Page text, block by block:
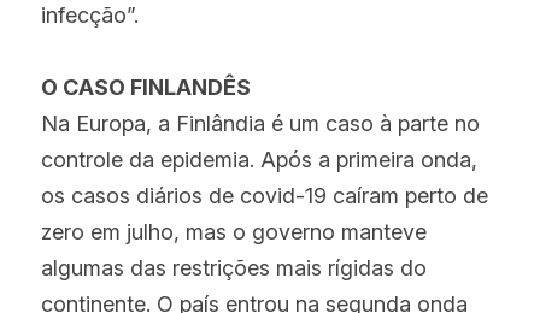
infecção”.
O CASO FINLANDÊS
Na Europa, a Finlândia é um caso à parte no
controle da epidemia. Após a primeira onda,
os casos diários de covid-19 caíram perto de
zero em julho, mas o governo manteve
algumas das restrições mais rígidas do
continente. O país entrou na segunda onda